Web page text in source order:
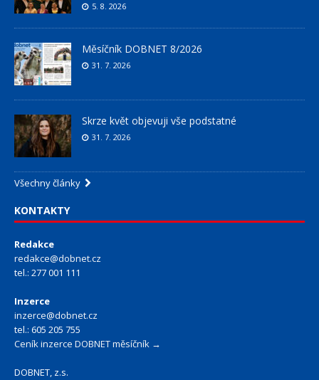
5. 8. 2026
Měsíčník DOBNET 8/2026
31. 7. 2026
Skrze květ objevuji vše podstatné
31. 7. 2026
Všechny články
KONTAKTY
Redakce
redakce@dobnet.cz
tel.: 277 001 111
Inzerce
inzerce@dobnet.cz
tel.: 605 205 755
Ceník inzerce DOBNET měsíčník →
DOBNET, z.s.